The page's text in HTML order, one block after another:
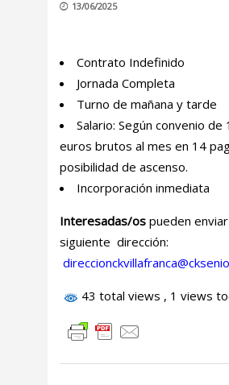
13/06/2025
Contrato Indefinido
Jornada Completa
Turno de mañana y tarde
Salario: Según convenio de
euros brutos al mes en 14
posibilidad de ascenso.
Incorporación inmediata
Interesadas/os pueden enviar
siguiente dirección:
43 total views , 1 views